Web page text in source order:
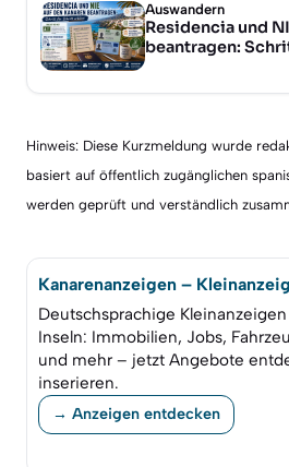
Auswandern
Residencia und
beantragen:
Hinweis: Diese Kurzmeldung wurde
basiert auf öffentlich zugänglichen
werden geprüft und verständlich
Kanarenanzeigen –
Deutschsprachige
Inseln: Immobilien, Jobs,
und mehr – jetzt Angebote
inserieren.
→ Anzeigen entdecken